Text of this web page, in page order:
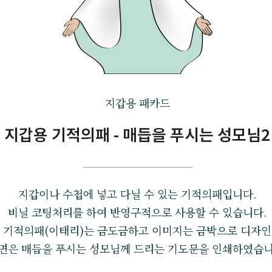
지갑용 패카드
지갑용 기적의패 - 매듭을 푸시는 성모님2
지갑이나 수첩에 넣고 다닐 수 있는 기적의패입니다.
비닐 코팅처리를 하여 반영구적으로 사용할 수 있습니다.
기적의패(이태리)는 금도금하고 이미지는 금박으로 디자인
은 매듭을 푸시는 성모님께 드리는 기도문을 인쇄하였습